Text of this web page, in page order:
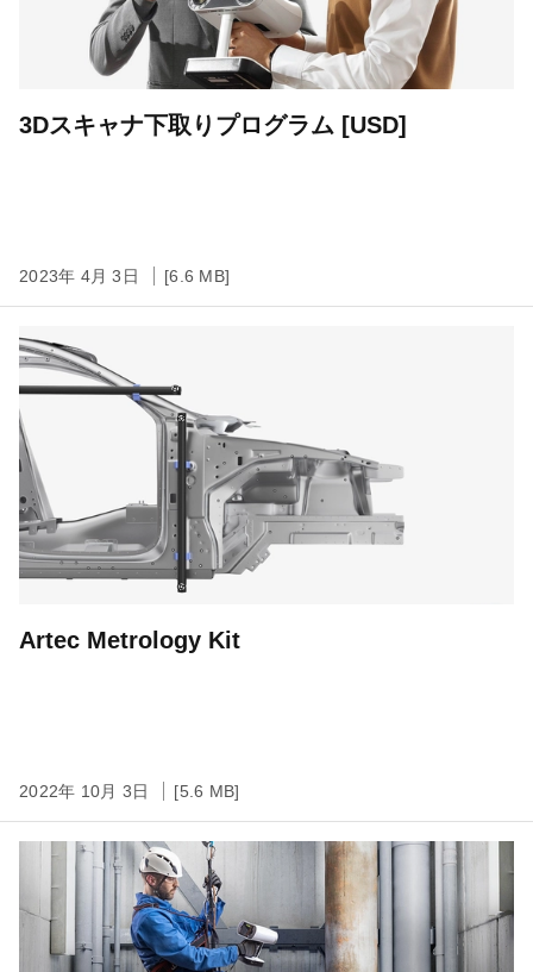
3Dスキャナ下取りプログラム [USD]
2023年 4月 3日 [6.6 MB]
Artec Metrology Kit
2022年 10月 3日 [5.6 MB]